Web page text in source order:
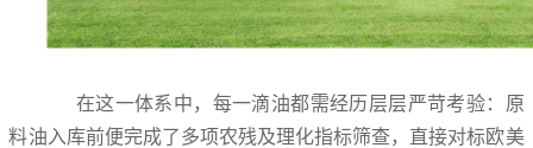
在这一体系中，每一滴油都需经历层层严苛考验：原
料油入库前便完成了多项农残及理化指标筛查，直接对标欧美